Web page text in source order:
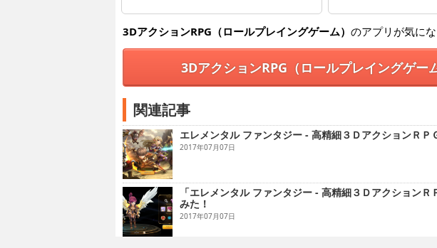
3DアクションRPG（ロールプレイングゲーム） のアプリが気に
3DアクションRPG（ロールプレイングゲー
関連記事
エレメンタル ファンタジー - 高精細３ＤアクションＲＰ
2017年07月07日
「エレメンタル ファンタジー - 高精細３Ｄアクション
みた！
2017年07月07日